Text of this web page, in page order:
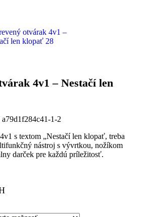
4v1 – Nestačí len
a79d1f284c41-1-2
s textom „Nestačí len klopať, treba
nástroj s vývrtkou, nožíkom
darček pre každú príležitosť.